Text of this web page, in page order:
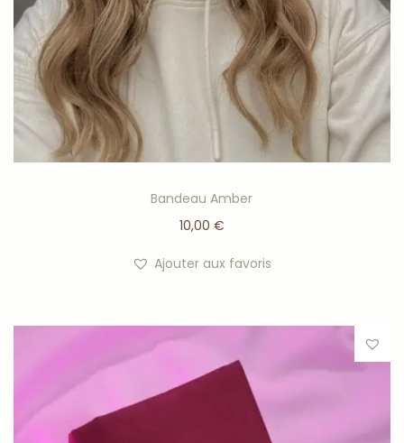
Bandeau Amber
10,00 €
Ajouter aux favoris